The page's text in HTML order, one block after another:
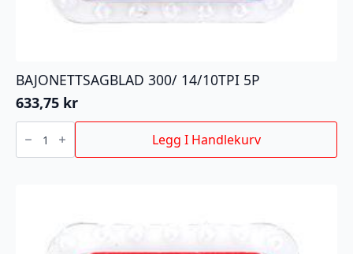
BAJONETTSAGBLAD 300/ 14/10TPI 5P
633,75 kr
BAJONETTSAGBLAD
300/
14/10TPI
5P
Legg I Handlekurv